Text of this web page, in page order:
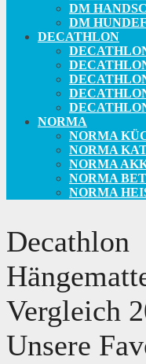
DM
DM
DECATHLON
NORMA
NORMA
NORMA
NORMA
NORMA
NORMA
Decathlon
Vergleich
Unsere